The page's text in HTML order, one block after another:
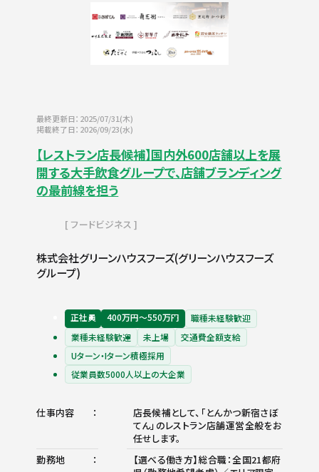
最終更新日：2025/07/31(木)
掲載終了日：2026/09/23(水)
【レストラン店長候補】国内外600店舗以上を展
開する大手飲食グループで、店舗ブランディング
の最前線を担う
フードビジネス
株式会社グリーンハウスフーズ(グリーンハウスフーズ
グループ)
正社員 400万円〜550万円
職種未経験歓迎
業種未経験歓迎
未上場
交通費全額支給
Uターン・Iターン積極採用
従業員数5000人以上の大企業
仕事内容
店長候補として、「とんかつ新宿さぼ
てん」のレストラン店舗運営全般をお
任せします。
勤務地
【選べる働き方】総合職：全国21都府